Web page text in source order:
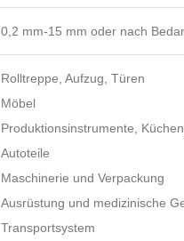
0,2 mm-15 mm oder nach
Rolltreppe, Aufzug, Türen
Möbel
Produktionsinstrumente,
Autoteile
Maschinerie und Verpackung
Ausrüstung und medizinische
Transportsystem